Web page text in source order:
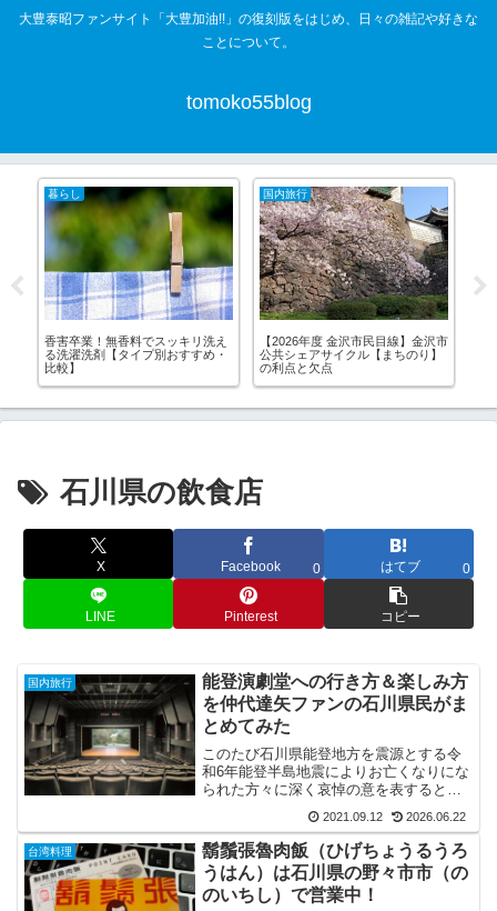
大豊泰昭ファンサイト「大豊加油!!」の復刻版をはじめ、日々の雑記や好きな
ことについて。
tomoko55blog
暮らし
香害卒業！無香料でスッキリ洗え
る洗濯洗剤【タイプ別おすすめ・
比較】
国内旅行
【2026年度 金沢市民目線】金沢市
公共シェアサイクル【まちのり】
の利点と欠点
石川県の飲食店
X Facebook 0 はてブ 0
LINE Pinterest コピー
国内旅行
能登演劇堂への行き方＆楽しみ方
を仲代達矢ファンの石川県民がま
とめてみた
このたび石川県能登地方を震源とする令
和6年能登半島地震によりお亡くなりにな
られた方々に深く哀悼の意を表するとと
りお見舞い申し... 2021.09.12 2026.06.22
台湾料理
鬍鬚張魯肉飯（ひげちょうるうろ
うはん）は石川県の野々市市（の
のいちし）で営業中！